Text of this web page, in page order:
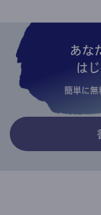
あな
は
簡単に無